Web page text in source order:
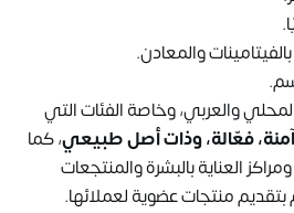
والمعادن.
والعربي، وخاصة الفئات التي
فعّالة، وذات أصل طبيعي، كما
العناية بالبشرة والمنتجعات
بتقديم منتجات عضوية لعملائها.